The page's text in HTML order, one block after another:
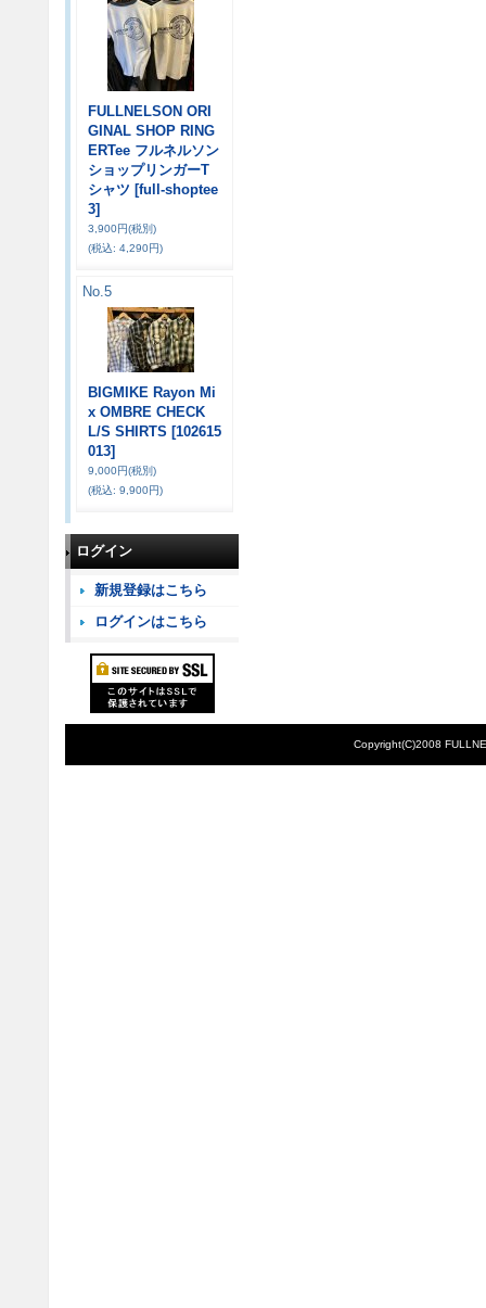
FULLNELSON ORI
GINAL SHOP RING
ERTee フルネルソン
ショップリンガーT
シャツ [full-shoptee
3]
3,900円(税別)
(税込: 4,290円)
No.5
BIGMIKE Rayon Mi
x OMBRE CHECK
L/S SHIRTS [102615
013]
9,000円(税別)
(税込: 9,900円)
ログイン
新規登録はこちら
ログインはこちら
Copyright(C)2008